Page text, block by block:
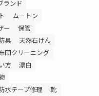
ランド
ムートン
ー
保管
具
天然石けん
団クリーニング
方
漂白
水テープ修理
靴